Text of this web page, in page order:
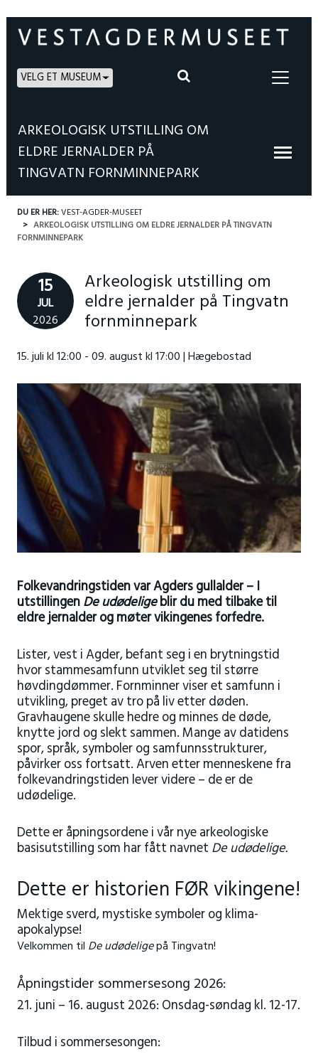
VELG ET MUSEUM
ARKEOLOGISK UTSTILLING OM
ELDRE JERNALDER PÅ
TINGVATN FORNMINNEPARK
DU ER HER:VEST-AGDER-MUSEET
ARKEOLOGISK UTSTILLING OM ELDRE JERNALDER PÅ TINGVATN
FORNMINNEPARK
15
JUL
2026
Arkeologisk utstilling om
eldre jernalder på Tingvatn
fornminnepark
15. juli kl 12:00 - 09. august kl 17:00 | Hægebostad
Folkevandringstiden var Agders gullalder – I
utstillingenDe udødeligeblir du med tilbake til
eldre jernalder og møter vikingenes forfedre.
Lister, vest i Agder, befant seg i en brytningstid
hvor stammesamfunn utviklet seg til større
høvdingdømmer. Fornminner viser et samfunn i
utvikling, preget av tro på liv etter døden.
Gravhaugene skulle hedre og minnes de døde,
knytte jord og slekt sammen. Mange av datidens
spor, språk, symboler og samfunnsstrukturer,
påvirker oss fortsatt. Arven etter menneskene fra
folkevandringstiden lever videre – de er de
udødelige.
Dette er åpningsordene i vår nye arkeologiske
basisutstilling som har fått navnet De udødelige.
Dette er historien FØR vikingene!
Mektige sverd, mystiske symboler og klima-
apokalypse!
Velkommen til De udødeligepå Tingvatn!
Åpningstider sommersesong 2026:
21. juni – 16. august 2026: Onsdag-søndag kl. 12-17.
Tilbud i sommersesongen: